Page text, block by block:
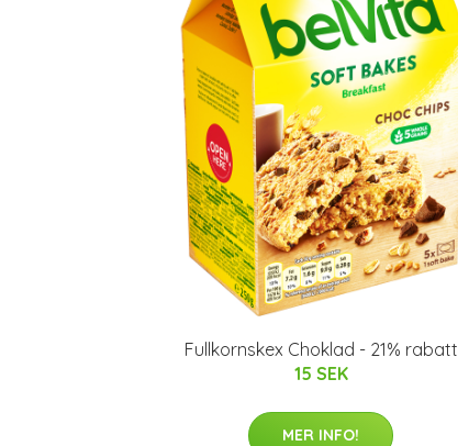
Fullkornskex Choklad - 21% rabatt
15 SEK
MER INFO!